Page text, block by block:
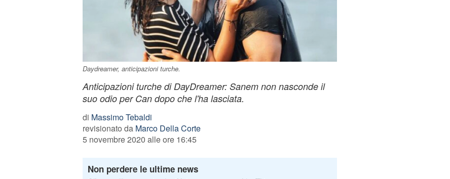
Daydreamer, anticipazioni turche.
Anticipazioni turche di DayDreamer: Sanem non nasconde il
suo odio per Can dopo che l'ha lasciata.
di Massimo Tebaldi
revisionato da Marco Della Corte
5 novembre 2020 alle ore 16:45
Non perdere le ultime news